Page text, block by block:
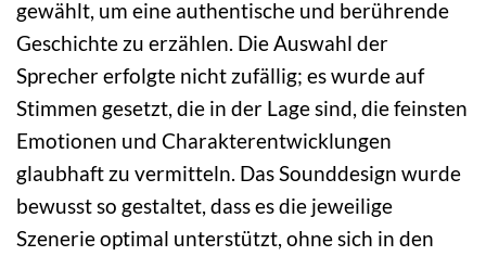
gewählt, um eine authentische und berührende
Geschichte zu erzählen. Die Auswahl der
Sprecher erfolgte nicht zufällig; es wurde auf
Stimmen gesetzt, die in der Lage sind, die feinsten
Emotionen und Charakterentwicklungen
glaubhaft zu vermitteln. Das Sounddesign wurde
bewusst so gestaltet, dass es die jeweilige
Szenerie optimal unterstützt, ohne sich in den